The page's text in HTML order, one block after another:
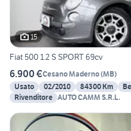
15
Fiat 500 1.2 S SPORT 69cv
6.900 €Cesano Maderno(MB)
Usato
02/2010 84300 Km
Rivenditore AUTO CAMM S.R.L.